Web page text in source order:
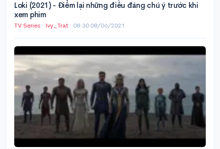
Loki (2021) - Điểm lại những điều đáng chú ý trước khi
xem phim
TV Series · Ivy_Trat · 08:30 08/06/2021